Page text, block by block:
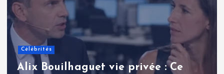
Célébrités
Renaud Pila : une analyse
approfondie de la carrière et de